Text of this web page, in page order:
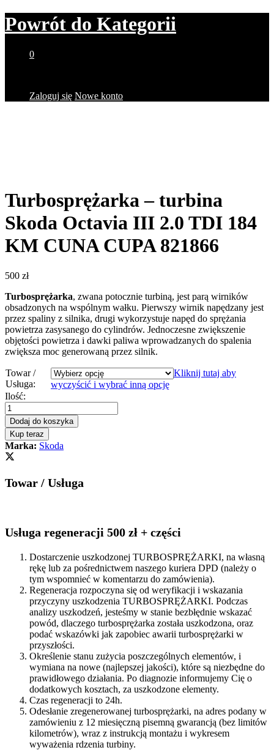
Powrót do Kategorii
0
Zaloguj się Nowe konto
Turbosprężarka – turbina
Skoda Octavia III 2.0 TDI 184
KM CUNA CUPA 821866
500 zł
Turbosprężarka, zwana potocznie turbiną, jest parą wirników
obsadzonych na wspólnym wałku. Pierwszy wirnik napędzany jest
przez spaliny z silnika, drugi wykorzystuje napęd do sprężania
powietrza zasysanego do cylindrów. Jednoczesne zwiększenie
objętości powietrza i dawki paliwa wprowadzanych do spalenia
zwiększa moc generowaną przez silnik.
Towar /
Usługa:
Kliknij tutaj aby
wyczyścić i wybrać inną opcję
Turbosprężarka
turbina
Skoda
Octavia
III
2.0
184
821866
quantity
Ilość:
Dodaj do koszyka
Kup teraz
Marka: Skoda
Towar / Usługa
Usługa regeneracji 500 zł + części
Dostarczenie uszkodzonej TURBOSPRĘŻARKI, na własną
rękę lub za pośrednictwem naszego kuriera DPD (należy o
tym wspomnieć w komentarzu do zamówienia).
Regeneracja rozpoczyna się od weryfikacji i wskazania
przyczyny uszkodzenia TURBOSPRĘŻARKI. Podczas
analizy uszkodzeń, jesteśmy w stanie bezbłędnie wskazać
powód, dlaczego turbosprężarka została uszkodzona, oraz
podać wskazówki jak zapobiec awarii turbosprężarki w
przyszłości.
Określenie stanu zużycia poszczególnych elementów, i
wymiana na nowe (najlepszej jakości), które są niezbędne do
prawidłowego działania. Po diagnozie informujemy Cię o
dodatkowych kosztach, za uszkodzone elementy.
Czas regeneracji to 24h.
Odesłanie zregenerowanej turbosprężarki, na adres podany w
zamówieniu z 12 miesięczną pisemną gwarancją (bez limitów
kilometrów), wraz z instrukcją montażu i wykresem
wyważenia rdzenia turbiny.